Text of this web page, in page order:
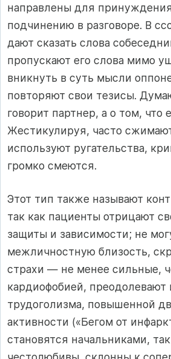
направлены для
подчинению в разговоре. В
дают сказать слова
пропускают его слова мимо
вникнуть в суть мысли
повторяют свои тезисы.
говорит партнер, а о том, что
Жестикулируя, часто
используют ругательства,
громко смеются.
Этот тип также называют
так как пациенты отрицают
защиты и зависимости; не
межличностную близость,
страхи — не менее сильные,
кардиофобией,
трудоголизма, повышенной
активности («Бегом от
становятся начальниками,